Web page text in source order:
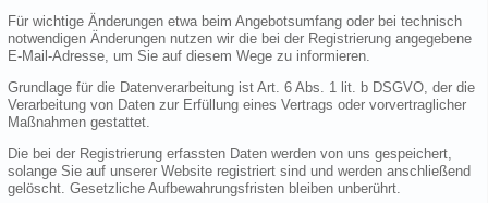
Für wichtige Änderungen etwa beim Angebotsumfang oder bei technisch
notwendigen Änderungen nutzen wir die bei der Registrierung angegebene
E-Mail-Adresse, um Sie auf diesem Wege zu informieren.
Grundlage für die Datenverarbeitung ist Art. 6 Abs. 1 lit. b DSGVO, der die
Verarbeitung von Daten zur Erfüllung eines Vertrags oder vorvertraglicher
Maßnahmen gestattet.
Die bei der Registrierung erfassten Daten werden von uns gespeichert,
solange Sie auf unserer Website registriert sind und werden anschließend
gelöscht. Gesetzliche Aufbewahrungsfristen bleiben unberührt.